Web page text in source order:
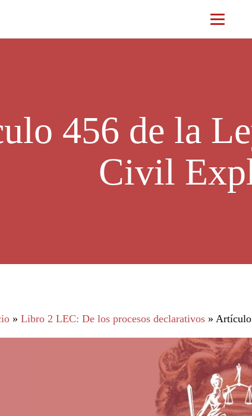
456 de la
Civil
» Libro 2 LEC: De los procesos declarativos »